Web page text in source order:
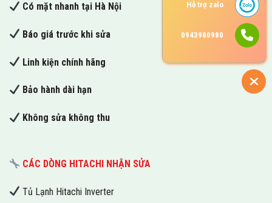
Có mặt nhanh tại Hà Nội
Báo giá trước khi sửa
Linh kiện chính hãng
Bảo hành dài hạn
Không sửa không thu
CÁC DÒNG HITACHI NHẬN SỬA
Tủ Lạnh Hitachi Inverter
Hỗ trợ zalo
0943980980